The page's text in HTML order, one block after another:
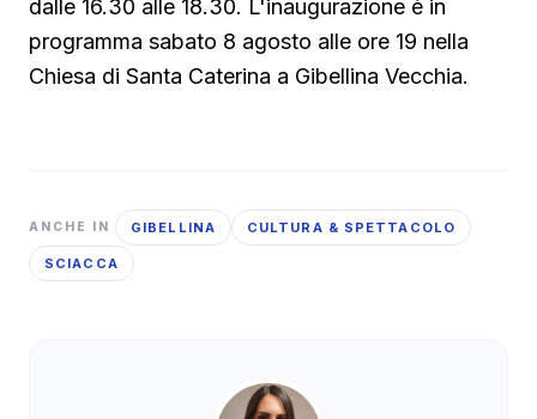
dalle 16.30 alle 18.30. L'inaugurazione è in
programma sabato 8 agosto alle ore 19 nella
Chiesa di Santa Caterina a Gibellina Vecchia.
ANCHE IN GIBELLINA CULTURA & SPETTACOLO
SCIACCA